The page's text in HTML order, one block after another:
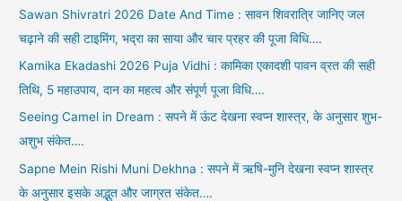
Sawan Shivratri 2026 Date And Time : सावन शिवरात्रि जानिए जल
चढ़ाने की सही टाइमिंग, भद्रा का साया और चार प्रहर की पूजा विधि….
Kamika Ekadashi 2026 Puja Vidhi : कामिका एकादशी पावन व्रत की सही
तिथि, 5 महाउपाय, दान का महत्व और संपूर्ण पूजा विधि….
Seeing Camel in Dream : सपने में ऊंट देखना स्वप्न शास्त्र, के अनुसार शुभ-
अशुभ संकेत….
Sapne Mein Rishi Muni Dekhna : सपने में ऋषि-मुनि देखना स्वप्न शास्त्र
के अनुसार इसके अद्भुत और जाग्रत संकेत….